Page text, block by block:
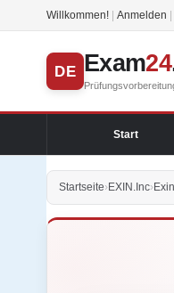
Willkommen! Anmelden
DE Exam24
Start
Startseite›EXIN.Inc›